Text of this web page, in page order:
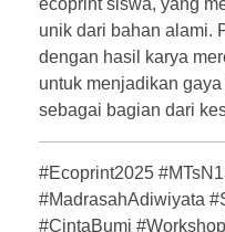
unik dari bahan alami.
dengan hasil karya
untuk menjadikan
sebagai bagian dari
#Ecoprint2025
#MadrasahAdiwiyata
#CintaBumi